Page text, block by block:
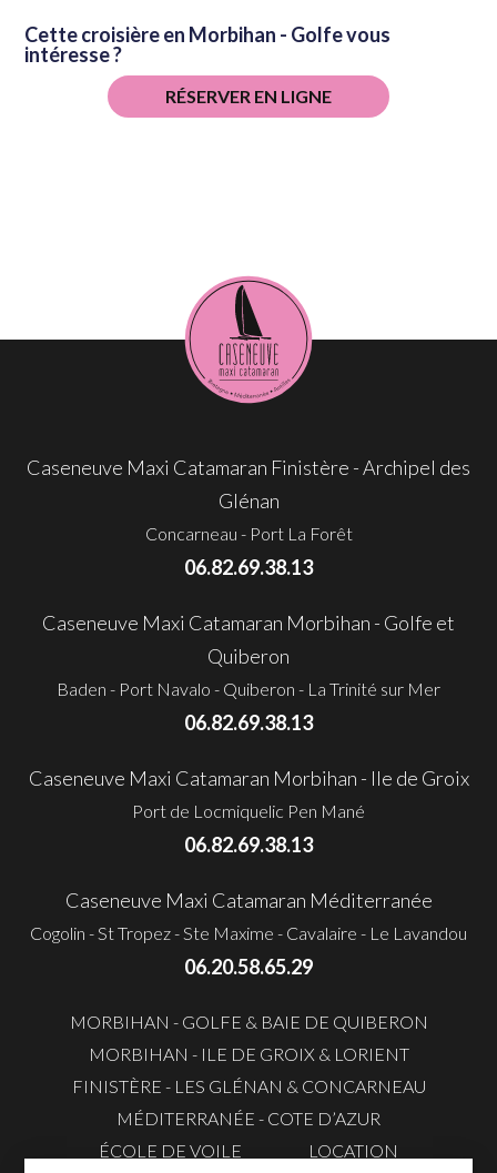
Cette croisière en Morbihan - Golfe vous
intéresse ?
RÉSERVER EN LIGNE
Caseneuve Maxi Catamaran Finistère - Archipel des
Glénan
Concarneau - Port La Forêt
06.82.69.38.13
Caseneuve Maxi Catamaran Morbihan - Golfe et
Quiberon
Baden - Port Navalo - Quiberon - La Trinité sur Mer
06.82.69.38.13
Caseneuve Maxi Catamaran Morbihan - Ile de Groix
Port de Locmiquelic Pen Mané
06.82.69.38.13
Caseneuve Maxi Catamaran Méditerranée
Cogolin - St Tropez - Ste Maxime - Cavalaire - Le Lavandou
06.20.58.65.29
MORBIHAN - GOLFE & BAIE DE QUIBERON
MORBIHAN - ILE DE GROIX & LORIENT
FINISTÈRE - LES GLÉNAN & CONCARNEAU
MÉDITERRANÉE - COTE D’AZUR
ÉCOLE DE VOILE
LOCATION